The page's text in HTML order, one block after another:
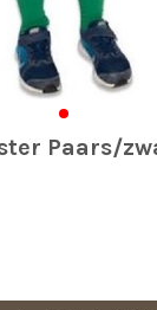
Paars/